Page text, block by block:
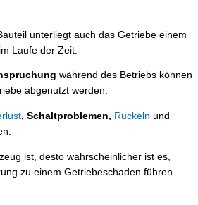
unterliegt auch das Getriebe einem
im Laufe der Zeit.
während des Betriebs können
abgenutzt werden.
, Schaltproblemen, Ruckeln und
ist, desto wahrscheinlicher ist es,
zu einem Getriebeschaden führen.